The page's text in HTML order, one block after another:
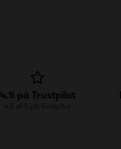
4.5 på Trustpilot
4.5 af 5 på Trustpilot